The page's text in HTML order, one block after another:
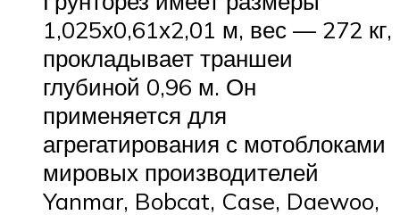
1,025х0,61х2,01 м, вес — 272 кг,
прокладывает траншеи
глубиной 0,96 м. Он
применяется для
агрегатирования с мотоблоками
мировых производителей
Yanmar, Bobcat, Case, Daewoo,